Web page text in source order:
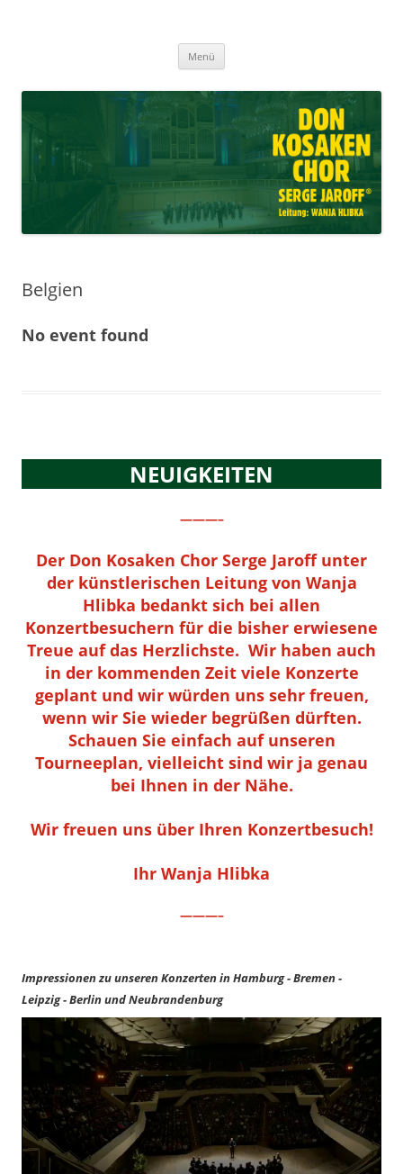
Leitung: Wanja Hlibka
Menü
Belgien
No event found
NEUIGKEITEN
———–
Der Don Kosaken Chor Serge Jaroff unter
der künstlerischen Leitung von Wanja
Hlibka bedankt sich bei allen
Konzertbesuchern für die bisher erwiesene
Treue auf das Herzlichste. Wir haben auch
in der kommenden Zeit viele Konzerte
geplant und wir würden uns sehr freuen,
wenn wir Sie wieder begrüßen dürften.
Schauen Sie einfach auf unseren
Tourneeplan, vielleicht sind wir ja genau
bei Ihnen in der Nähe.
Wir freuen uns über Ihren Konzertbesuch!
Ihr Wanja Hlibka
———–
Impressionen zu unseren Konzerten in Hamburg - Bremen -
Leipzig - Berlin und Neubrandenburg